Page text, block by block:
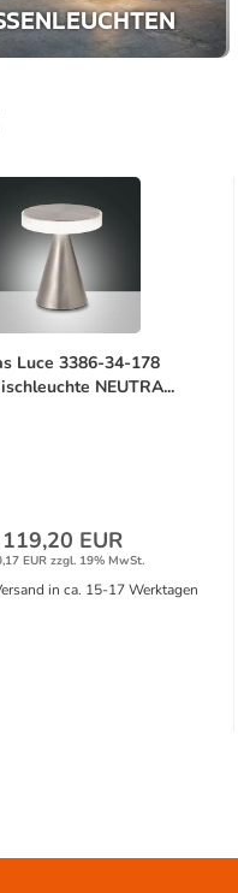
Luce 3386-34-178
NEUTRA...
119,20 EUR
EUR zzgl. 19% MwSt.
in ca. 15-17 Werktagen